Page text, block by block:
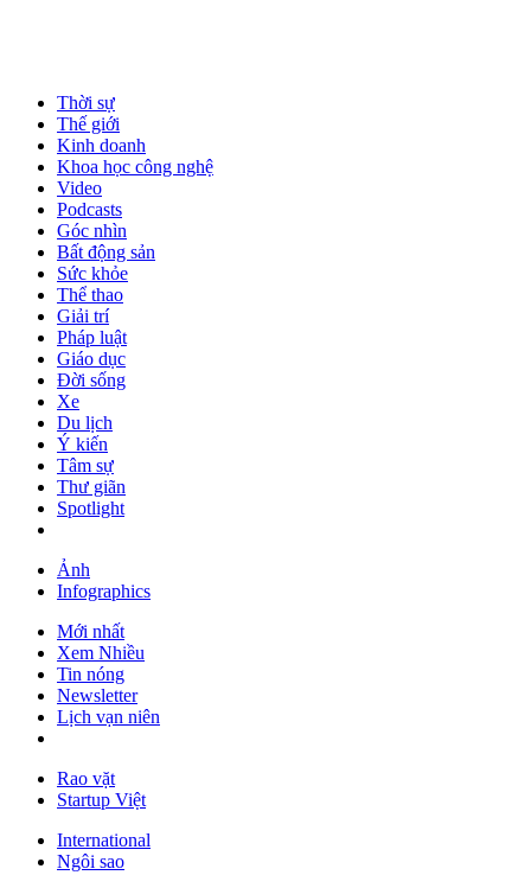
Thời sự
Thế giới
Kinh doanh
Khoa học công nghệ
Video
Podcasts
Góc nhìn
Bất động sản
Sức khỏe
Thể thao
Giải trí
Pháp luật
Giáo dục
Đời sống
Xe
Du lịch
Ý kiến
Tâm sự
Thư giãn
Spotlight
Ảnh
Infographics
Mới nhất
Xem Nhiều
Tin nóng
Newsletter
Lịch vạn niên
Rao vặt
Startup Việt
International
Ngôi sao